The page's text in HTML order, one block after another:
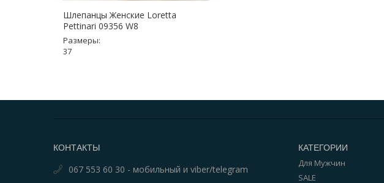
Шлепанцы Женские Loretta
Pettinari 09356 W8
Размеры:
37
КОНТАКТЫ
067 553 60 30 - мобильный и viber/telegram
КАТЕГОРИИ
Для Мужчин
SALE